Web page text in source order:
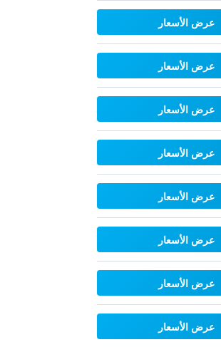
عرض الأسعار
عرض الأسعار
عرض الأسعار
عرض الأسعار
عرض الأسعار
عرض الأسعار
عرض الأسعار
عرض الأسعار